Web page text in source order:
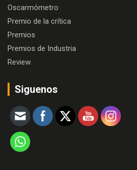
Oscarmómetro
Premio de la crítica
Premios
Premios de Industria
Review
Siguenos